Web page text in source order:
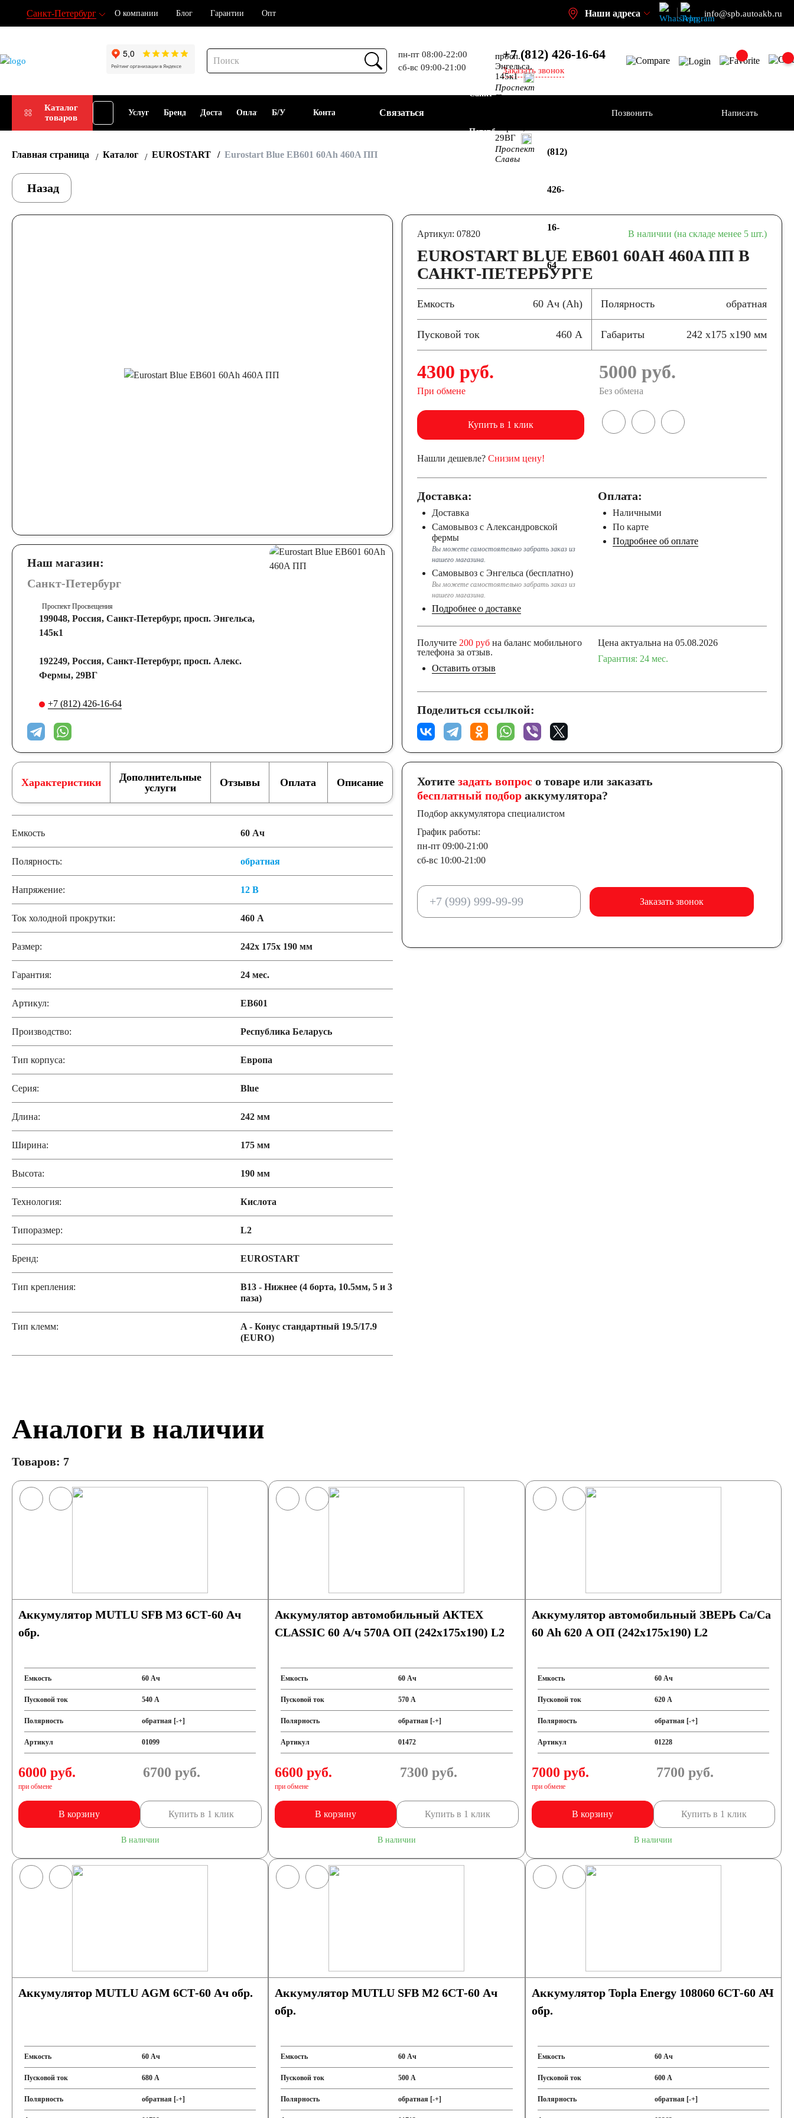
Санкт-Петербург О компании Блог Гарантии Опт Наши адреса info@spb.autoakb.ru
пн-пт 08:00-22:00
сб-вс 09:00-21:00
+7 (812) 426-16-64
Заказать звонок
Каталог
товаров
Подбор
АКБ
Услуги Бренды Доставка Оплата
Прием
Б/У
АКБ
Контакты Связаться
Санкт-
Петербург
просп.
Энгельса,
145к1
Проспект
Просвещения
29ВГ
Проспект
Славы
(812)
426-
16-
64
Позвонить Написать
Главная страница Каталог EUROSTART Eurostart Blue EB601 60Ah 460A ПП
Назад
Наш магазин:
Санкт-Петербург
Проспект Просвещения
199048, Россия, Санкт-Петербург, просп. Энгельса,
145к1
192249, Россия, Санкт-Петербург, просп. Алекс.
Фермы, 29ВГ
+7 (812) 426-16-64
Артикул: 07820 В наличии (на складе менее 5 шт.)
EUROSTART BLUE EB601 60AH 460A ПП В
САНКТ-ПЕТЕРБУРГЕ
Емкость 60 Ач (Ah) Полярность обратная
Пусковой ток 460 А Габариты 242 x175 x190 мм
4300 руб.
При обмене
5000 руб.
Без обмена
Купить в 1 клик
Нашли дешевле? Снизим цену!
Доставка:
Доставка
Самовывоз с Александровской
фермы
Вы можете самостоятельно забрать заказ из
нашего магазина.
Самовывоз с Энгельса (бесплатно)
Вы можете самостоятельно забрать заказ из
нашего магазина.
Подробнее о доставке
Оплата:
Наличными
По карте
Подробнее об оплате
Получите 200 рубна баланс мобильного
телефона за отзыв.
Оставить отзыв
Цена актуальна на 05.08.2026
Гарантия: 24 мес.
Поделиться ссылкой:
Характеристики
Дополнительные
услуги
Отзывы Оплата Описание
Емкость 60 Ач
Полярность: обратная
Напряжение: 12 В
Ток холодной прокрутки: 460 А
Размер: 242x 175x 190 мм
Гарантия: 24 мес.
Артикул: EB601
Производство: Республика Беларусь
Тип корпуса: Европа
Серия: Blue
Длина: 242 мм
Ширина: 175 мм
Высота: 190 мм
Технология: Кислота
Типоразмер: L2
Бренд: EUROSTART
Тип крепления:
B13 - Нижнее (4 борта, 10.5мм, 5 и 3
паза)
Тип клемм:
A - Конус стандартный 19.5/17.9
(EURO)
Хотите задать вопросо товаре или заказать
бесплатный подбораккумулятора?
Подбор аккумулятора специалистом
График работы:
пн-пт 09:00-21:00
сб-вс 10:00-21:00
Заказать звонок
Аналоги в наличии
Товаров: 7
Аккумулятор MUTLU SFB M3 6СТ-60 Ач
обр.
Емкость 60 Ач
Пусковой ток 540 А
Полярность обратная [-+]
Артикул 01099
6000 руб.
при обмене
6700 руб.
В корзину Купить в 1 клик
В наличии
Аккумулятор автомобильный АКТЕХ
CLASSIC 60 А/ч 570А ОП (242x175x190) L2
Емкость 60 Ач
Пусковой ток 570 А
Полярность обратная [-+]
Артикул 01472
6600 руб.
при обмене
7300 руб.
В корзину Купить в 1 клик
В наличии
Аккумулятор автомобильный ЗВЕРЬ Са/Са
60 Ah 620 А ОП (242x175x190) L2
Емкость 60 Ач
Пусковой ток 620 А
Полярность обратная [-+]
Артикул 01228
7000 руб.
при обмене
7700 руб.
В корзину Купить в 1 клик
В наличии
Аккумулятор MUTLU AGM 6СТ-60 Ач обр.
Емкость 60 Ач
Пусковой ток 680 А
Полярность обратная [-+]
Аккумулятор MUTLU SFB M2 6СТ-60 Ач
обр.
Емкость 60 Ач
Пусковой ток 500 А
Полярность обратная [-+]
Аккумулятор Topla Energy 108060 6СТ-60 АЧ
обр.
Емкость 60 Ач
Пусковой ток 600 А
Полярность обратная [-+]